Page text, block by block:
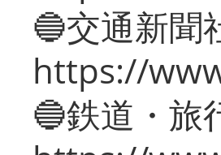
🔵交通新聞
https://
🔵鉄道・旅